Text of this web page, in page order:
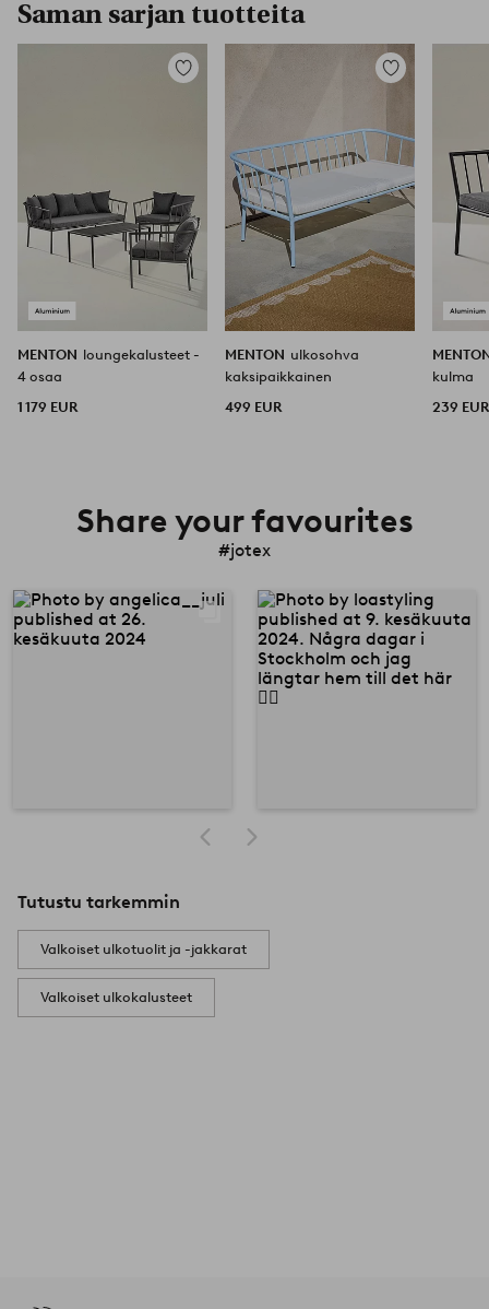
Saman sarjan tuotteita
Lisää
MENTON loungekalusteet -
4 osaa
1 179 EUR
Lisää
MENTON ulkosohva
kaksipaikkainen
499 EUR
kulma
239 EUR
Share your favourites
#jotex
Tutustu tarkemmin
Valkoiset ulkotuolit ja -jakkarat
Valkoiset ulkokalusteet